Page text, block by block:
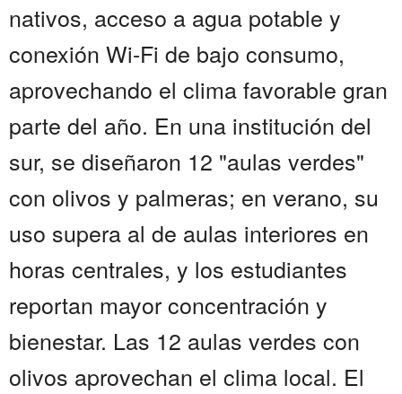
nativos, acceso a agua potable y
conexión Wi-Fi de bajo consumo,
aprovechando el clima favorable gran
parte del año. En una institución del
sur, se diseñaron 12 "aulas verdes"
con olivos y palmeras; en verano, su
uso supera al de aulas interiores en
horas centrales, y los estudiantes
reportan mayor concentración y
bienestar. Las 12 aulas verdes con
olivos aprovechan el clima local. El